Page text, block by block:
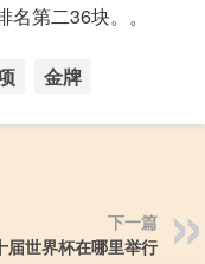
第二36块。。
金牌
下一篇
届世界杯在哪里举行